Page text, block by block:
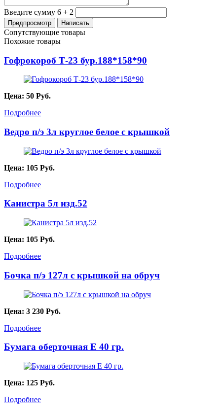
Введите сумму 6 + 2
Сопутствующие товары
Похожие товары
Гофрокороб Т-23 бур.188*158*90
Цена: 50 Руб.
Подробнее
Ведро п/э 3л круглое белое с крышкой
Цена: 105 Руб.
Подробнее
Канистра 5л изд.52
Цена: 105 Руб.
Подробнее
Бочка п/э 127л с крышкой на обруч
Цена: 3 230 Руб.
Подробнее
Бумага оберточная Е 40 гр.
Цена: 125 Руб.
Подробнее